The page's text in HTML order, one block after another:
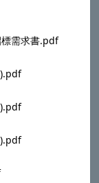
標需求書.pdf